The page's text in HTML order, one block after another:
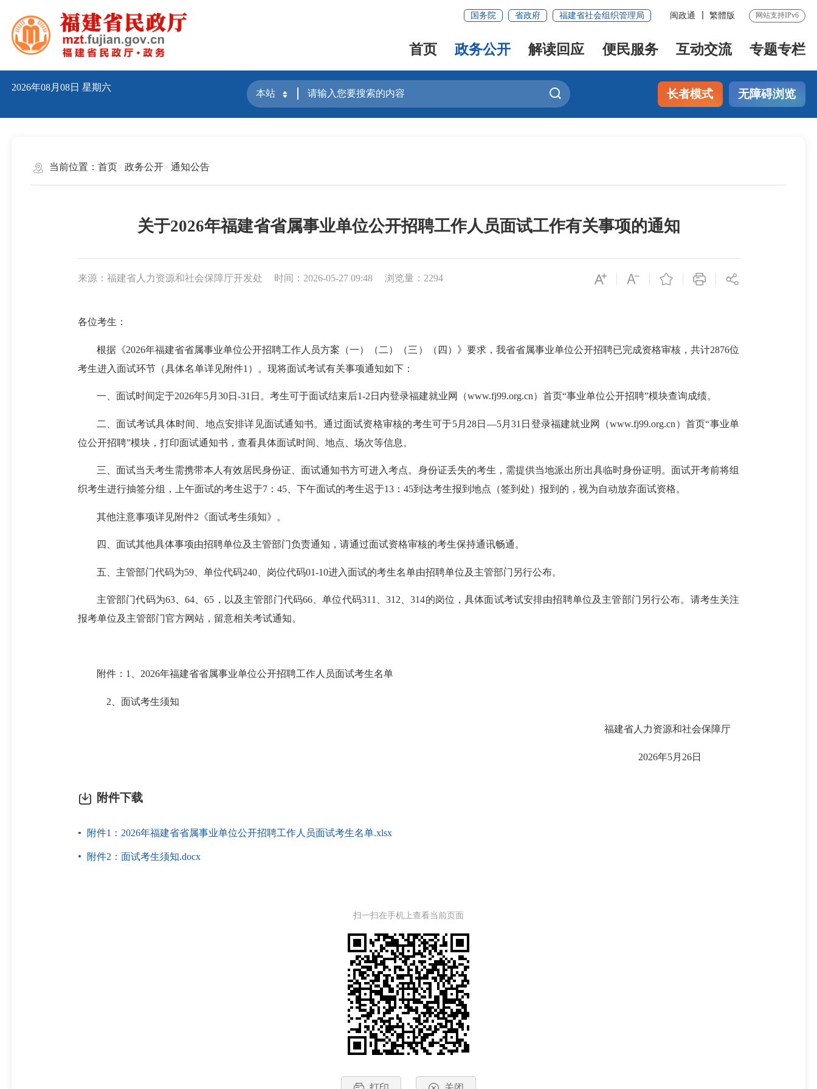
国务院 省政府 福建省社会组织管理局 闽政通 繁體版 网站支持IPv6
首页 政务公开 解读回应 便民服务 互动交流 专题专栏
2026年08月08日 星期六
长者模式 无障碍浏览
当前位置： 首页 政务公开 通知公告
关于2026年福建省省属事业单位公开招聘工作人员面试工作有关事项的通知
来源：福建省人力资源和社会保障厅开发处 时间：2026-05-27 09:48 浏览量：2294
各位考生：
根据《2026年福建省省属事业单位公开招聘工作人员方案（一）（二）（三）（四）》要求，我省省属事业单位公开招聘已完成资格审核，共计2876位
考生进入面试环节（具体名单详见附件1）。现将面试考试有关事项通知如下：
一、面试时间定于2026年5月30日-31日。考生可于面试结束后1-2日内登录福建就业网（www.fj99.org.cn）首页“事业单位公开招聘”模块查询成绩。
二、面试考试具体时间、地点安排详见面试通知书。通过面试资格审核的考生可于5月28日—5月31日登录福建就业网（www.fj99.org.cn）首页“事业单
位公开招聘”模块，打印面试通知书，查看具体面试时间、地点、场次等信息。
三、面试当天考生需携带本人有效居民身份证、面试通知书方可进入考点。身份证丢失的考生，需提供当地派出所出具临时身份证明。面试开考前将组
织考生进行抽签分组，上午面试的考生迟于7：45、下午面试的考生迟于13：45到达考生报到地点（签到处）报到的，视为自动放弃面试资格。
其他注意事项详见附件2《面试考生须知》。
四、面试其他具体事项由招聘单位及主管部门负责通知，请通过面试资格审核的考生保持通讯畅通。
五、主管部门代码为59、单位代码240、岗位代码01-10进入面试的考生名单由招聘单位及主管部门另行公布。
主管部门代码为63、64、65，以及主管部门代码66、单位代码311、312、314的岗位，具体面试考试安排由招聘单位及主管部门另行公布。请考生关注
报考单位及主管部门官方网站，留意相关考试通知。
附件：1、2026年福建省省属事业单位公开招聘工作人员面试考生名单
2、面试考生须知
福建省人力资源和社会保障厅
2026年5月26日
附件下载
附件1：2026年福建省省属事业单位公开招聘工作人员面试考生名单.xlsx
附件2：面试考生须知.docx
扫一扫在手机上查看当前页面